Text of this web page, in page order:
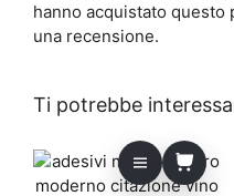
hanno acquistato
una recensione.
Ti potrebbe